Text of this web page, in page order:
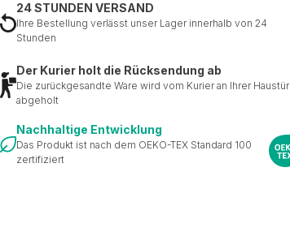
24 STUNDEN VERSAND
Ihre Bestellung verlässt unser Lager innerhalb von 24
Stunden
Der Kurier holt die Rücksendung ab
Die zurückgesandte Ware wird vom Kurier an Ihrer Haustür
abgeholt
Nachhaltige Entwicklung
Das Produkt ist nach dem OEKO-TEX Standard 100
zertifiziert